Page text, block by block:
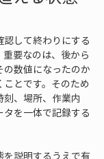
して終わりにする
要なのは、後から
の数値になったのか
とです。そのため
、場所、作業内
を一体で記録する
説明するうえで有